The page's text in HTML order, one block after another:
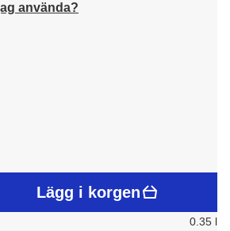
använda?
Lägg i korgen
0.35 l